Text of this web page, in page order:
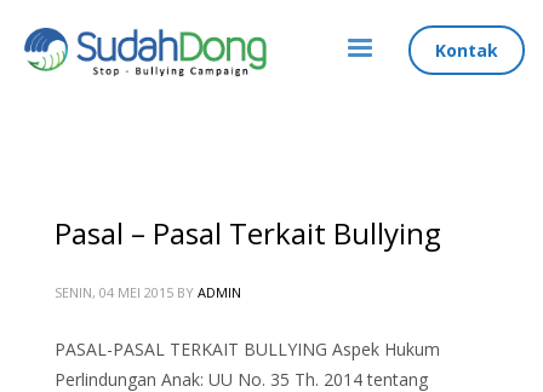
Kontak
Pasal – Pasal Terkait Bullying
SENIN, 04 MEI 2015 BY ADMIN
PASAL-PASAL TERKAIT BULLYING Aspek Hukum
Perlindungan Anak: UU No. 35 Th. 2014 tentang